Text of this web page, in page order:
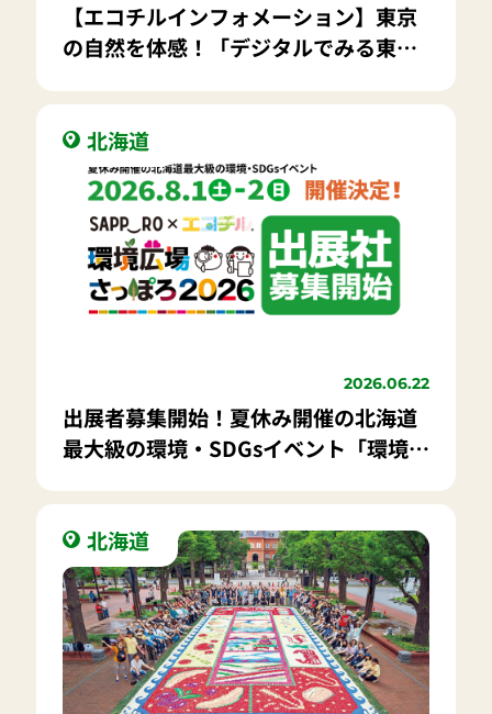
【エコチルインフォメーション】東京
の自然を体感！「デジタルでみる東京
北海道
2026.06.22
出展者募集開始！夏休み開催の北海道
最大級の環境・SDGsイベント「環境広
者大募集中！！
北海道